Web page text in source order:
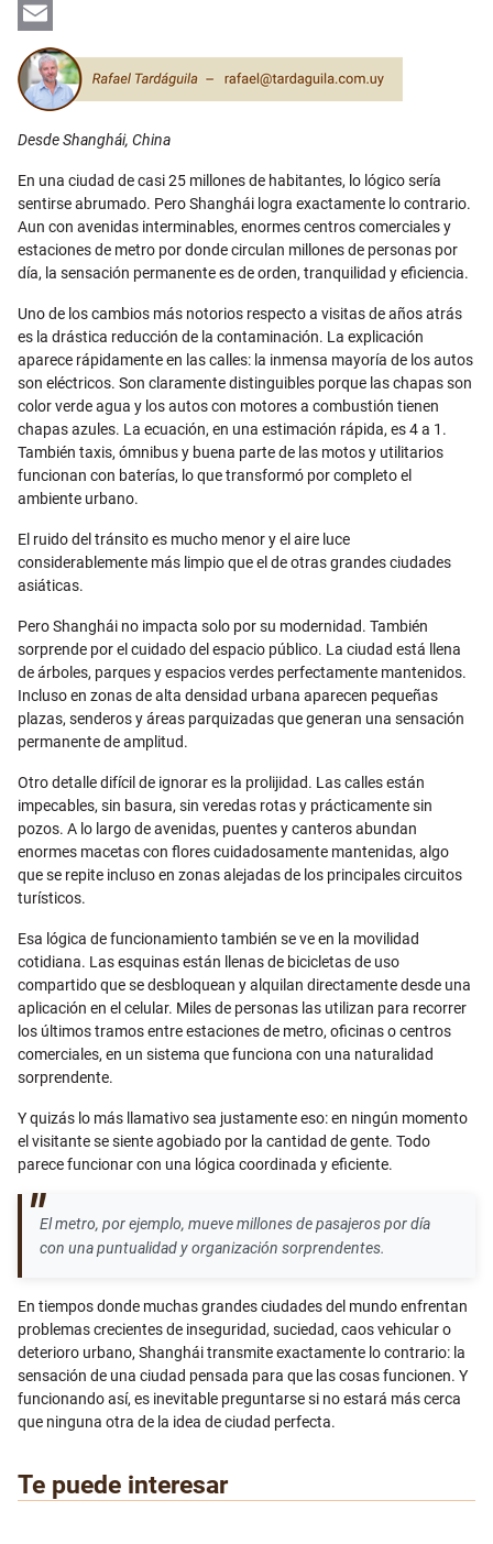
LinkedIn
Email
Desde Shanghái, China
En una ciudad de casi 25 millones de habitantes, lo lógico sería
sentirse abrumado. Pero Shanghái logra exactamente lo contrario.
Aun con avenidas interminables, enormes centros comerciales y
estaciones de metro por donde circulan millones de personas por
día, la sensación permanente es de orden, tranquilidad y eficiencia.
Uno de los cambios más notorios respecto a visitas de años atrás
es la drástica reducción de la contaminación. La explicación
aparece rápidamente en las calles: la inmensa mayoría de los autos
son eléctricos. Son claramente distinguibles porque las chapas son
color verde agua y los autos con motores a combustión tienen
chapas azules. La ecuación, en una estimación rápida, es 4 a 1.
También taxis, ómnibus y buena parte de las motos y utilitarios
funcionan con baterías, lo que transformó por completo el
ambiente urbano.
El ruido del tránsito es mucho menor y el aire luce
considerablemente más limpio que el de otras grandes ciudades
asiáticas.
Pero Shanghái no impacta solo por su modernidad. También
sorprende por el cuidado del espacio público. La ciudad está llena
de árboles, parques y espacios verdes perfectamente mantenidos.
Incluso en zonas de alta densidad urbana aparecen pequeñas
plazas, senderos y áreas parquizadas que generan una sensación
permanente de amplitud.
Otro detalle difícil de ignorar es la prolijidad. Las calles están
impecables, sin basura, sin veredas rotas y prácticamente sin
pozos. A lo largo de avenidas, puentes y canteros abundan
enormes macetas con flores cuidadosamente mantenidas, algo
que se repite incluso en zonas alejadas de los principales circuitos
turísticos.
Esa lógica de funcionamiento también se ve en la movilidad
cotidiana. Las esquinas están llenas de bicicletas de uso
compartido que se desbloquean y alquilan directamente desde una
aplicación en el celular. Miles de personas las utilizan para recorrer
los últimos tramos entre estaciones de metro, oficinas o centros
comerciales, en un sistema que funciona con una naturalidad
sorprendente.
Y quizás lo más llamativo sea justamente eso: en ningún momento
el visitante se siente agobiado por la cantidad de gente. Todo
parece funcionar con una lógica coordinada y eficiente.
El metro, por ejemplo, mueve millones de pasajeros por día
con una puntualidad y organización sorprendentes.
En tiempos donde muchas grandes ciudades del mundo enfrentan
problemas crecientes de inseguridad, suciedad, caos vehicular o
deterioro urbano, Shanghái transmite exactamente lo contrario: la
sensación de una ciudad pensada para que las cosas funcionen. Y
funcionando así, es inevitable preguntarse si no estará más cerca
que ninguna otra de la idea de ciudad perfecta.
Te puede interesar